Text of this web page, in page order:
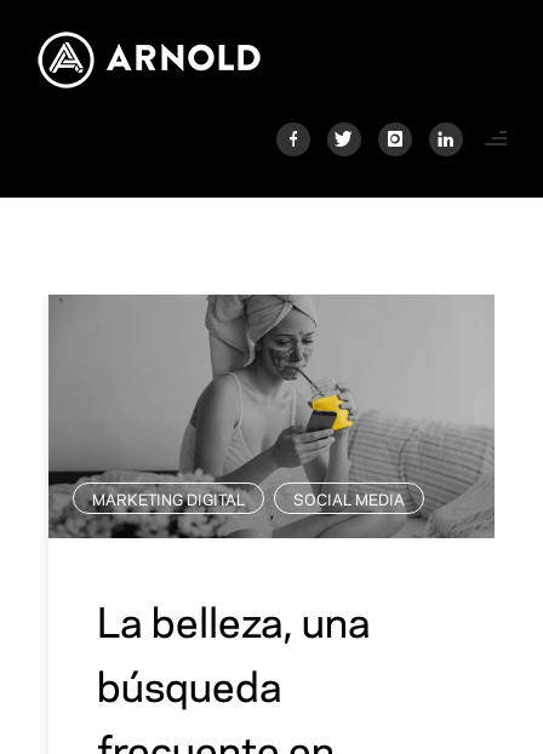
MARKETING DIGITAL , SOCIAL MEDIA
La belleza, una
búsqueda